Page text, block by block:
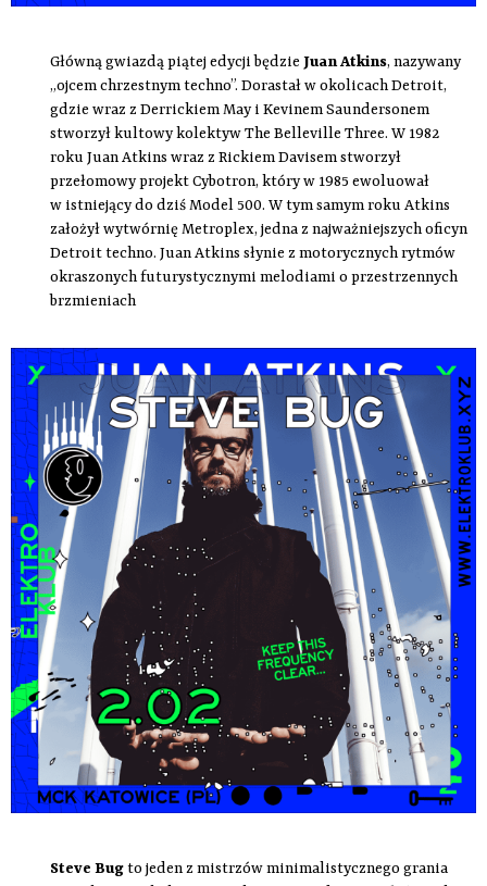
Główną gwiazdą piątej edycji będzieJuan Atkins, nazywany
„ojcem chrzestnym techno”. Dorastał w okolicach Detroit,
gdzie wraz z Derrickiem May i Kevinem Saundersonem
stworzył kultowy kolektyw The Belleville Three. W 1982
roku Juan Atkins wraz z Rickiem Davisem stworzył
przełomowy projekt Cybotron, który w 1985 ewoluował
w istniejący do dziś Model 500. W tym samym roku Atkins
założył wytwórnię Metroplex, jedna z najważniejszych oficyn
Detroit techno. Juan Atkins słynie z motorycznych rytmów
okraszonych futurystycznymi melodiami o przestrzennych
brzmieniach
Steve Bugto jeden z mistrzów minimalistycznego grania